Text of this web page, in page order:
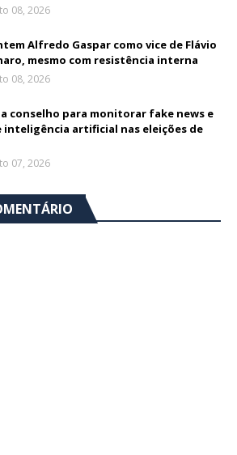
08, 2026
Alfredo Gaspar como vice de Flávio
mesmo com resistência interna
08, 2026
conselho para monitorar fake news e
inteligência artificial nas eleições de
07, 2026